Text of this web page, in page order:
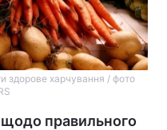
здорове харчування / фото
правильного